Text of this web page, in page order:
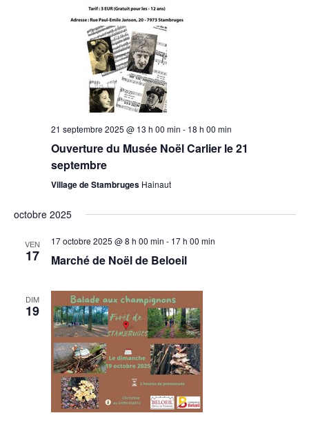
21 septembre 2025 @ 13 h 00 min - 18 h 00 min
Ouverture du Musée Noël Carlier le 21
septembre
Village de Stambruges Hainaut
octobre 2025
VEN
17
17 octobre 2025 @ 8 h 00 min - 17 h 00 min
Marché de Noël de Beloeil
DIM
19